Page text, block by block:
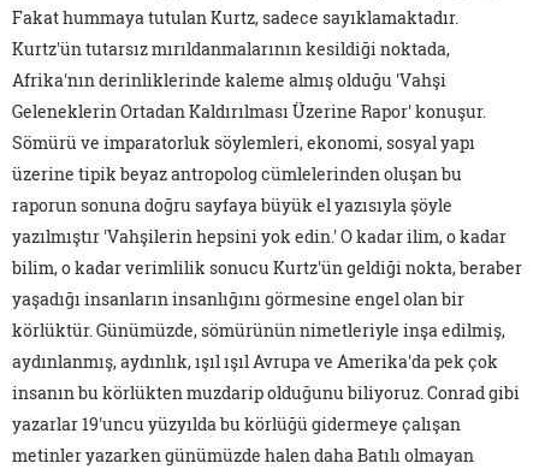
Fakat hummaya tutulan Kurtz, sadece sayıklamaktadır.
Kurtz'ün tutarsız mırıldanmalarının kesildiği noktada,
Afrika'nın derinliklerinde kaleme almış olduğu 'Vahşi
Geleneklerin Ortadan Kaldırılması Üzerine Rapor' konuşur.
Sömürü ve imparatorluk söylemleri, ekonomi, sosyal yapı
üzerine tipik beyaz antropolog cümlelerinden oluşan bu
raporun sonuna doğru sayfaya büyük el yazısıyla şöyle
yazılmıştır 'Vahşilerin hepsini yok edin.' O kadar ilim, o kadar
bilim, o kadar verimlilik sonucu Kurtz'ün geldiği nokta, beraber
yaşadığı insanların insanlığını görmesine engel olan bir
körlüktür. Günümüzde, sömürünün nimetleriyle inşa edilmiş,
aydınlanmış, aydınlık, ışıl ışıl Avrupa ve Amerika'da pek çok
insanın bu körlükten muzdarip olduğunu biliyoruz. Conrad gibi
yazarlar 19'uncu yüzyılda bu körlüğü gidermeye çalışan
metinler yazarken günümüzde halen daha Batılı olmayan